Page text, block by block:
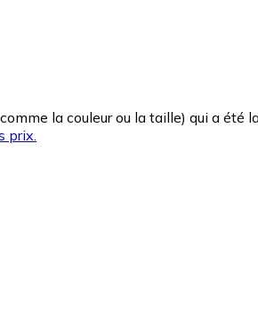
la couleur ou la taille) qui a
prix.